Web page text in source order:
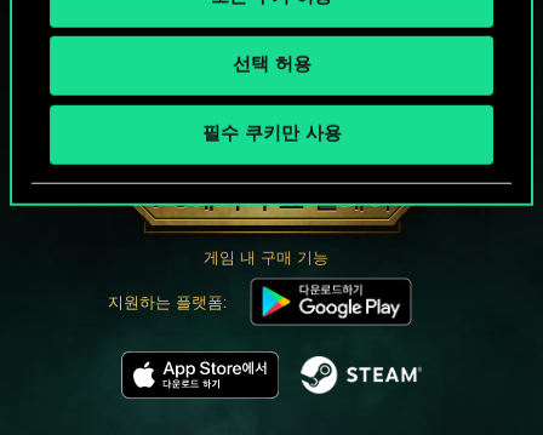
선택 허용
필수 쿠키만 사용
궨트 한 판 어떠신가요?
PC에서 무료 플레이
게임 내 구매 기능
지원하는 플랫폼: